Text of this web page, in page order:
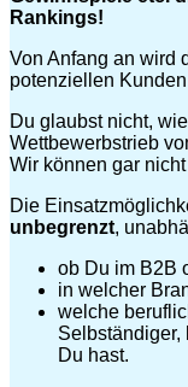
Rankings!
Von Anfang an wird
potenziellen
Du glaubst nicht,
Wettbewerbstrieb
Wir können gar
Die
unbegrenzt,
ob Du im B2B
in welcher
welche
Selbständiger,
Du hast.